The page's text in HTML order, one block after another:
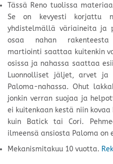
Tässä Reno tuolissa
Se on kevyesti korjattu
yhdistelmällä väriaineita ja
osaa nahan rakenteesta
martiointi saattaa kuitenkin
osissa ja nahassa saattaa
Luonnolliset jäljet, arvet ja
Paloma-nahassa. Ohut
jonkin verran suojaa ja
ei kuitenkaan kestä niin
kuin Batick tai Cori.
ilmeensä ansiosta Paloma
Mekanismitakuu 10 vuotta.